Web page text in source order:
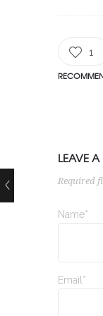
1
LEAVE A
Required
Name*
Email*